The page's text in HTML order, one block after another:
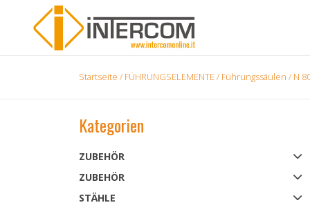
Startseite / FÜHRUNGSELEMENTE/ Führungssäulen / N
Kategorien
ZUBEHÖR
ZUBEHÖR
STÄHLE